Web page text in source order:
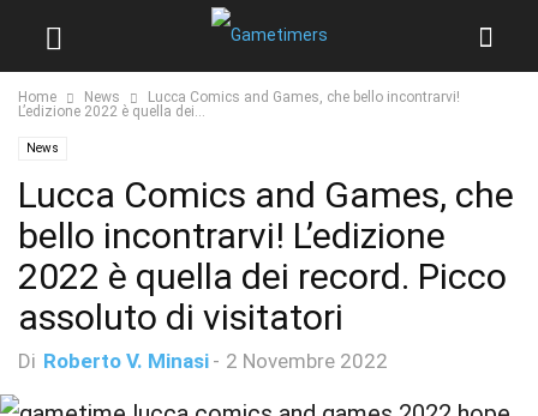
Home News
Lucca Comics and Games, che bello incontrarvi!
L’edizione 2022 è quella dei...
News
Lucca Comics and Games, che
bello incontrarvi! L’edizione
2022 è quella dei record. Picco
assoluto di visitatori
Di Roberto V. Minasi - 2 Novembre 2022